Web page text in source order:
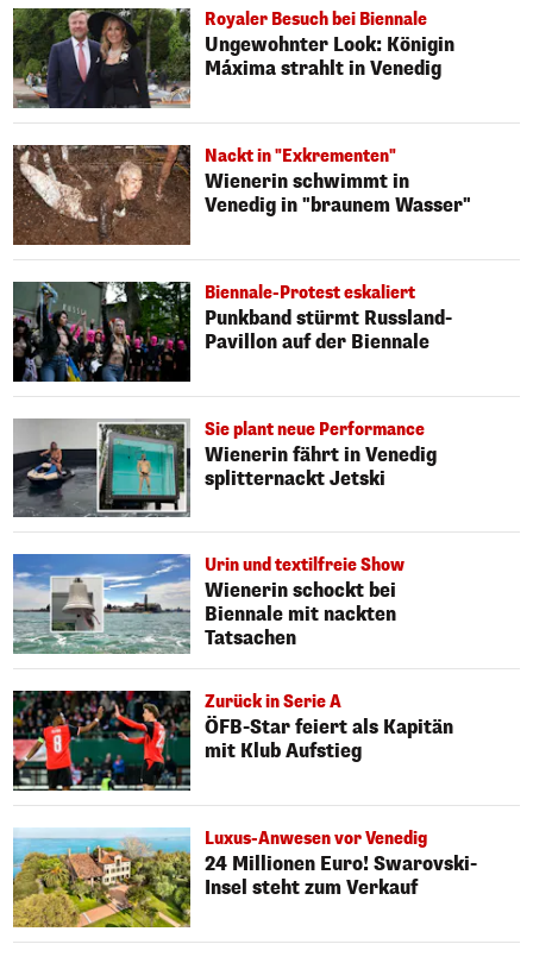
Royaler Besuch bei Biennale
Ungewohnter Look: Königin
Máxima strahlt in Venedig
Nackt in "Exkrementen"
Wienerin schwimmt in
Venedig in "braunem Wasser"
Biennale-Protest eskaliert
Punkband stürmt Russland-
Pavillon auf der Biennale
Sie plant neue Performance
Wienerin fährt in Venedig
splitternackt Jetski
Urin und textilfreie Show
Wienerin schockt bei
Biennale mit nackten
Tatsachen
Zurück in Serie A
ÖFB-Star feiert als Kapitän
mit Klub Aufstieg
Luxus-Anwesen vor Venedig
24 Millionen Euro! Swarovski-
Insel steht zum Verkauf